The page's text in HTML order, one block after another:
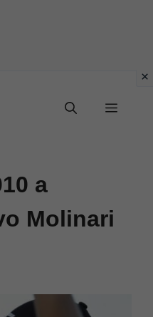
Menu
a
Molinari